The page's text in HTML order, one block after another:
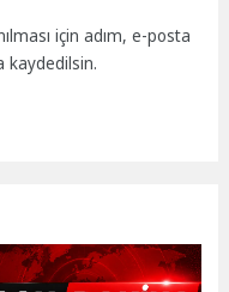
için adım, e-posta
kaydedilsin.